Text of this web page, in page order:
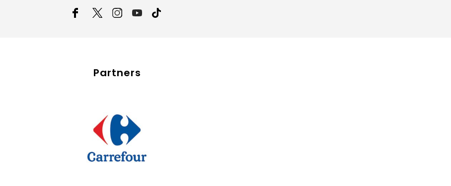
Partners